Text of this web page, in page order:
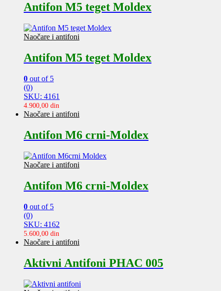
Antifon M5 teget Moldex
Naočare i antifoni
Antifon M5 teget Moldex
0 out of 5
(0)
SKU: 4161
4.900,00 din
Naočare i antifoni
Antifon M6 crni-Moldex
Naočare i antifoni
Antifon M6 crni-Moldex
0 out of 5
(0)
SKU: 4162
5.600,00 din
Naočare i antifoni
Aktivni Antifoni PHAC 005